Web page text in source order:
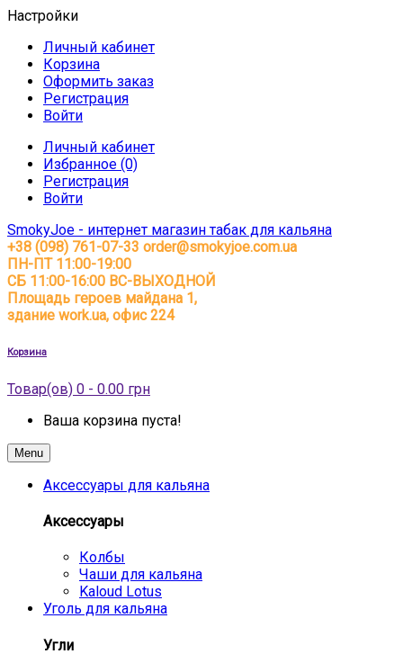
Настройки
Личный кабинет
Корзина
Оформить заказ
Регистрация
Войти
Личный кабинет
Избранное (0)
Регистрация
Войти
SmokyJoe - интернет магазин табак для кальяна
+38 (098) 761-07-33 order@smokyjoe.com.ua
ПН-ПТ 11:00-19:00
СБ 11:00-16:00 ВС-ВЫХОДНОЙ
Площадь героев майдана 1,
здание work.ua, офис 224
Корзина
Товар(ов) 0 - 0.00 грн
Ваша корзина пуста!
Menu
Аксессуары для кальяна
Аксессуары
Колбы
Чаши для кальяна
Kaloud Lotus
Уголь для кальяна
Угли